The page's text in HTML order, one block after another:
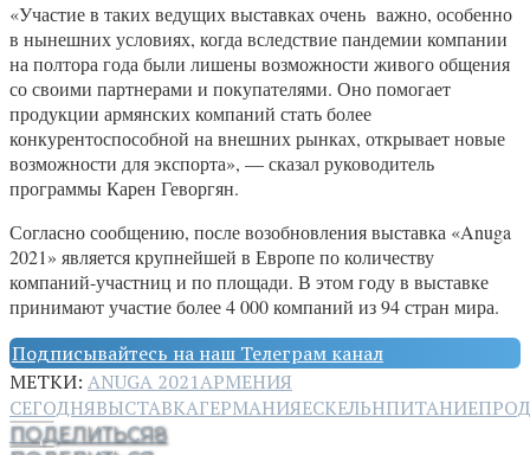
«Участие в таких ведущих выставках очень важно, особенно
в нынешних условиях, когда вследствие пандемии компании
на полтора года были лишены возможности живого общения
со своими партнерами и покупателями. Оно помогает
продукции армянских компаний стать более
конкурентоспособной на внешних рынках, открывает новые
возможности для экспорта», — сказал руководитель
программы Карен Геворгян.
Согласно сообщению, после возобновления выставка «Anuga
2021» является крупнейшей в Европе по количеству
компаний-участниц и по площади. В этом году в выставке
принимают участие более 4 000 компаний из 94 стран мира.
Подписывайтесь на наш Телеграм канал
МЕТКИ: ANUGA 2021АРМЕНИЯ
СЕГОДНЯВЫСТАВКАГЕРМАНИЯЕСКЕЛЬНПИТАНИЕ
ПОДЕЛИТЬСЯ8